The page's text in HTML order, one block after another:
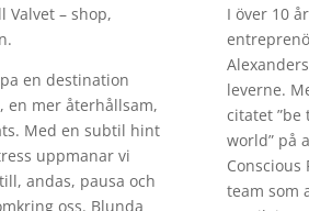
Valvet – shop,
en destination
en mer återhållsam,
Med en subtil hint
uppmanar vi
andas, pausa och
oss. Blunda
I över 10
leverne.
citatet ”be
world” på
team som